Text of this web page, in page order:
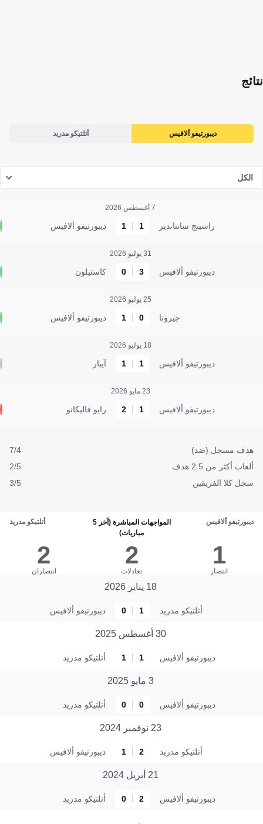
نتائج
ديبورتيفو ألافيس أتلتيكو مدريد
الكل
7 أغسطس 2026
راسينج سانتاندير 1
1 ديبورتيفو ألافيس
31 يوليو 2026
ديبورتيفو ألافيس 3
0 كاستيلون
25 يوليو 2026
جيرونا 0
1 ديبورتيفو ألافيس
18 يوليو 2026
ديبورتيفو ألافيس 1
1 آيبار
23 مايو 2026
ديبورتيفو ألافيس 1
2 رايو فاليكانو
هدف مسجل (ضد)
7/4
ألعاب أكثر من 2.5 هدف
2/5
سجل كلا الفريقين
3/5
ديبورتيفو ألافيس
المواجهات المباشرة (آخر 5
مباريات)
أتلتيكو مدريد
1
انتصار
2
تعادلات
2
انتصاران
18 يناير 2026
أتلتيكو مدريد 1
0 ديبورتيفو ألافيس
30 أغسطس 2025
ديبورتيفو ألافيس 1
1 أتلتيكو مدريد
3 مايو 2025
ديبورتيفو ألافيس 0
0 أتلتيكو مدريد
23 نوفمبر 2024
أتلتيكو مدريد 2
1 ديبورتيفو ألافيس
21 أبريل 2024
ديبورتيفو ألافيس 2
0 أتلتيكو مدريد